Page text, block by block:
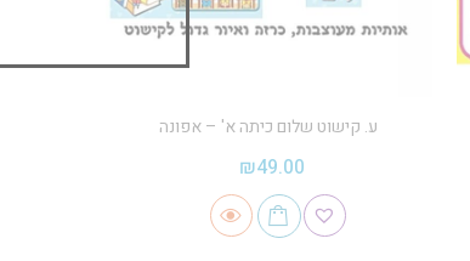
ע. קישוט שלום כיתה א' – אפונה
₪49.00